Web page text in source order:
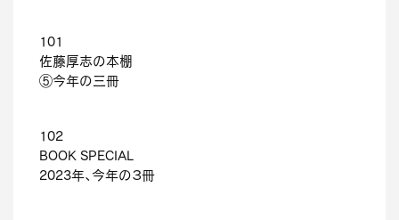
101
佐藤厚志の本棚
⑤今年の三冊
102
BOOK SPECIAL
2023年、今年の３冊